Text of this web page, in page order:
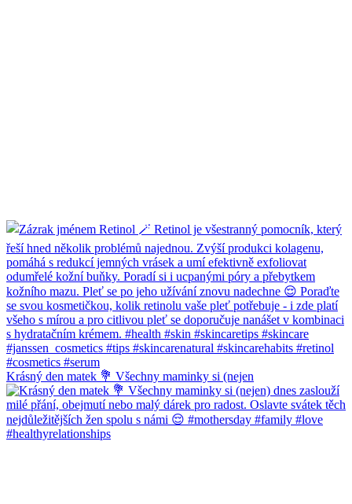
Krásný den matek 💐 Všechny maminky si (nejen